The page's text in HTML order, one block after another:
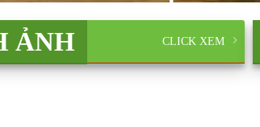
ẢNH CLICK XEM